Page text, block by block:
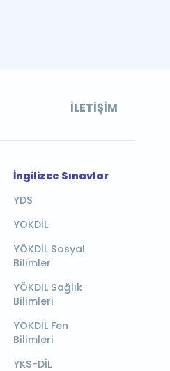
İLETIŞIM
İngilizce Sınavlar
YDS
YÖKDİL
YÖKDİL Sosyal
Bilimler
YÖKDİL Sağlık
Bilimleri
YÖKDİL Fen
Bilimleri
YKS-DİL